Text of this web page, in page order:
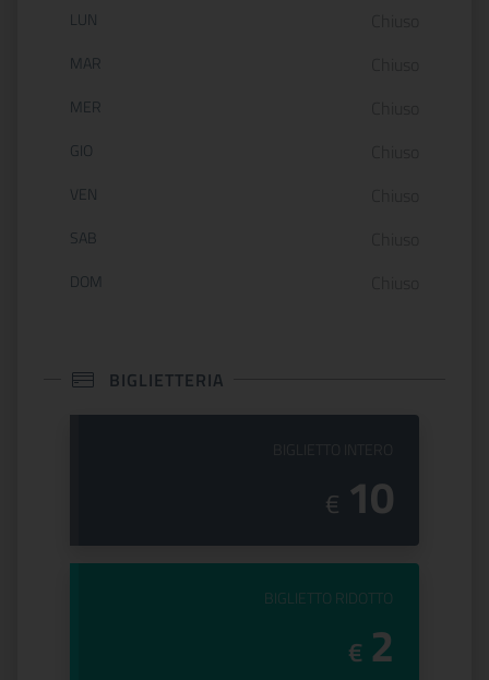
Orario di apertura:
LUN
MAR
MER
GIO
VEN
SAB
DOM
BIGLIETTERIA
€ 10
PREZZO DEL
BIGLIETTO RIDOTTO
€ 2